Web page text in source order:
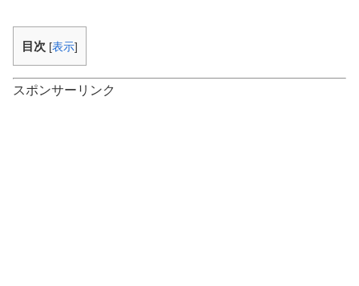
目次 [表示]
スポンサーリンク